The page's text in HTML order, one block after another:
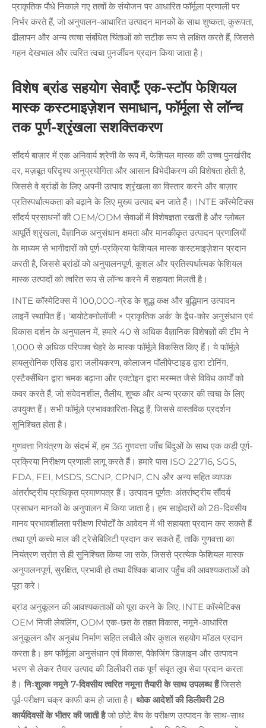
प्राकृतिक पौधे निकाले गए तत्वों के संयोजन पर आधारित फॉर्मूला प्रणाली पर
निर्भर करते हैं, जो अनुपालन-आधारित उत्पादन मानकों के साथ शुष्कता, कुरूपता,
ढीलापन और अन्य त्वचा संबंधित चिंताओं को सटीक रूप से लक्षित करते हैं, जिससे
गहन देखभाल और त्वरित त्वचा पुनर्जीवन प्रदान किया जाता है।
विशेष ब्रांड सहयोग सेवाएँ: एक-स्टॉप फेशियल
मास्क कस्टमाइज़ेशन समाधान, फॉर्मूला से लॉन्च
तक पूर्ण-श्रृंखला सशक्तिकरण
सौंदर्य बाज़ार में एक अनिवार्य श्रेणी के रूप में, फेशियल मास्क की उच्च पुनर्खरीद
दर, मज़बूत परिदृश्य अनुप्रयोगिता और आसान विभेदीकरण की विशेषता होती है,
जिससे वे ब्रांडों के लिए अपनी उत्पाद श्रृंखला का विस्तार करने और बाज़ार
प्रतिस्पर्धात्मकता को बढ़ाने के लिए मुख्य उत्पाद बन जाते हैं। INTE कॉस्मेटिक्स
सौंदर्य प्रसाधनों की OEM/ODM सेवाओं में विशेषज्ञता रखती है और ग्लोबल
आपूर्ति श्रृंखला, वैज्ञानिक अनुसंधान क्षमता और मानकीकृत उत्पादन प्रणालियों
के माध्यम से भागीदारों को पूर्ण-प्रक्रिया फेशियल मास्क कस्टमाइज़ेशन प्रदान
करती है, जिससे ब्रांडों को अनुपालनपूर्ण, कुशल और प्रतिस्पर्धात्मक फेशियल
मास्क उत्पादों को त्वरित रूप से लॉन्च करने में सहायता मिलती है।
INTE कॉस्मेटिक्स में 100,000-ग्रेड के शुद्ध कक्ष और बुद्धिमान उत्पादन
लाइनें स्थापित हैं। 'बायोटेक्नोलॉजी × प्राकृतिक अर्क' के द्वैध-कोर अनुसंधान एवं
विकास दर्शन के अनुपालन में, हमारे 40 से अधिक वैज्ञानिक विशेषज्ञों की टीम ने
1,000 से अधिक परिपक्व चेहरे के मास्क फॉर्मूले विकसित किए हैं। ये फॉर्मूले
हायलुरोनिक एसिड द्वारा जलीयकरण, कोलाजन पॉलीपेप्टाइड द्वारा टोनिंग,
एस्टैक्सैंथिन द्वारा चमक बढ़ाना और एक्टोइन द्वारा मरम्मत जैसे विविध कार्यों को
कवर करते हैं, जो संवेदनशील, तैलीय, शुष्क और अन्य प्रकार की त्वचा के लिए
उपयुक्त हैं। सभी फॉर्मूले प्रभावकारिता-सिद्ध हैं, जिससे वास्तविक प्रदर्शन
सुनिश्चित होता है।
गुणवत्ता नियंत्रण के संदर्भ में, हम 36 गुणवत्ता जाँच बिंदुओं के साथ एक कड़ी पूर्ण-
प्रक्रिया निरीक्षण प्रणाली लागू करते हैं। हमारे पास ISO 22716, SGS,
FDA, FEI, MSDS, SCNP, CPNP, CN और अन्य सहित व्यापक
अंतर्राष्ट्रीय प्राधिकृत प्रमाणपत्र हैं। उत्पादन पूर्णतः अंतर्राष्ट्रीय सौंदर्य
प्रसाधन मानकों के अनुपालन में किया जाता है। हम साझेदारों को 28-दिवसीय
मानव प्रभावशीलता परीक्षण रिपोर्टों के आवेदन में भी सहायता प्रदान कर सकते हैं
तथा पूर्ण कच्चे माल की ट्रेसेबिलिटी प्रदान कर सकते हैं, ताकि गुणवत्ता का
नियंत्रण स्रोत से ही सुनिश्चित किया जा सके, जिससे प्रत्येक फेशियल मास्क
अनुपालनपूर्ण, सुरक्षित, प्रभावी हो तथा वैश्विक बाजार पहुँच की आवश्यकताओं को
पूरा करे।
ब्रांड अनुकूलन की आवश्यकताओं को पूरा करने के लिए, INTE कॉस्मेटिक्स
OEM निजी लेबलिंग, ODM एक-छत के तहत विकास, नमूने-आधारित
अनुकूलन और अनुबंध निर्माण सहित लचीले और कुशल सहयोग मॉडल प्रदान
करता है। हम फॉर्मूला अनुसंधान एवं विकास, पैकेजिंग डिज़ाइन और उत्पादन
भरण से लेकर तैयार उत्पाद की डिलीवरी तक पूर्ण संवृत लूप सेवा प्रदान करता
है। निःशुल्क नमूने 7-दिवसीय त्वरित नमूना तैयारी के साथ उपलब्ध हैंजिससे
पूर्व-परीक्षण चक्र काफी कम हो जाता है। थोक आदेशों की डिलीवरी 28
कार्यदिवसों के भीतर की जाती हैजो छोटे बैच के परीक्षण उत्पादन के साथ-साथ